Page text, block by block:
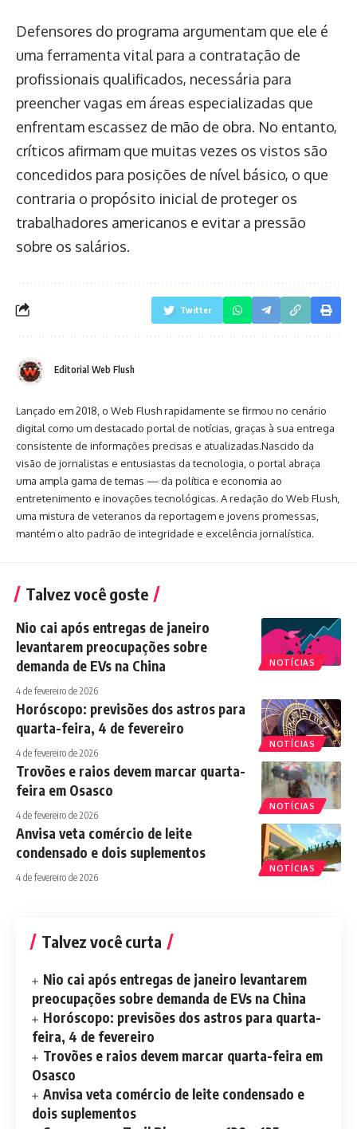
Defensores do programa argumentam que ele é
uma ferramenta vital para a contratação de
profissionais qualificados, necessária para
preencher vagas em áreas especializadas que
enfrentam escassez de mão de obra. No entanto,
críticos afirmam que muitas vezes os vistos são
concedidos para posições de nível básico, o que
contraria o propósito inicial de proteger os
trabalhadores americanos e evitar a pressão
sobre os salários.
Twitter
Editorial Web Flush
Lançado em 2018, o Web Flush rapidamente se firmou no cenário
digital como um destacado portal de notícias, graças à sua entrega
consistente de informações precisas e atualizadas.Nascido da
visão de jornalistas e entusiastas da tecnologia, o portal abraça
uma ampla gama de temas — da política e economia ao
entretenimento e inovações tecnológicas. A redação do Web Flush,
uma mistura de veteranos da reportagem e jovens promessas,
mantém o alto padrão de integridade e excelência jornalística.
Talvez você goste
NOTÍCIAS
Nio cai após entregas de janeiro
levantarem preocupações sobre
demanda de EVs na China
4 de fevereiro de 2026
NOTÍCIAS
Horóscopo: previsões dos astros para
quarta-feira, 4 de fevereiro
4 de fevereiro de 2026
NOTÍCIAS
Trovões e raios devem marcar quarta-
feira em Osasco
4 de fevereiro de 2026
NOTÍCIAS
Anvisa veta comércio de leite
condensado e dois suplementos
4 de fevereiro de 2026
Talvez você curta
Nio cai após entregas de janeiro levantarem
preocupações sobre demanda de EVs na China
Horóscopo: previsões dos astros para quarta-
feira, 4 de fevereiro
Trovões e raios devem marcar quarta-feira em
Osasco
Anvisa veta comércio de leite condensado e
dois suplementos